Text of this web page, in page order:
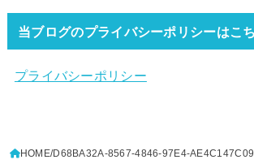
当ブログのプライバシーポリシーはこ
プライバシーポリシー
HOME D68BA32A-8567-4846-97E4-